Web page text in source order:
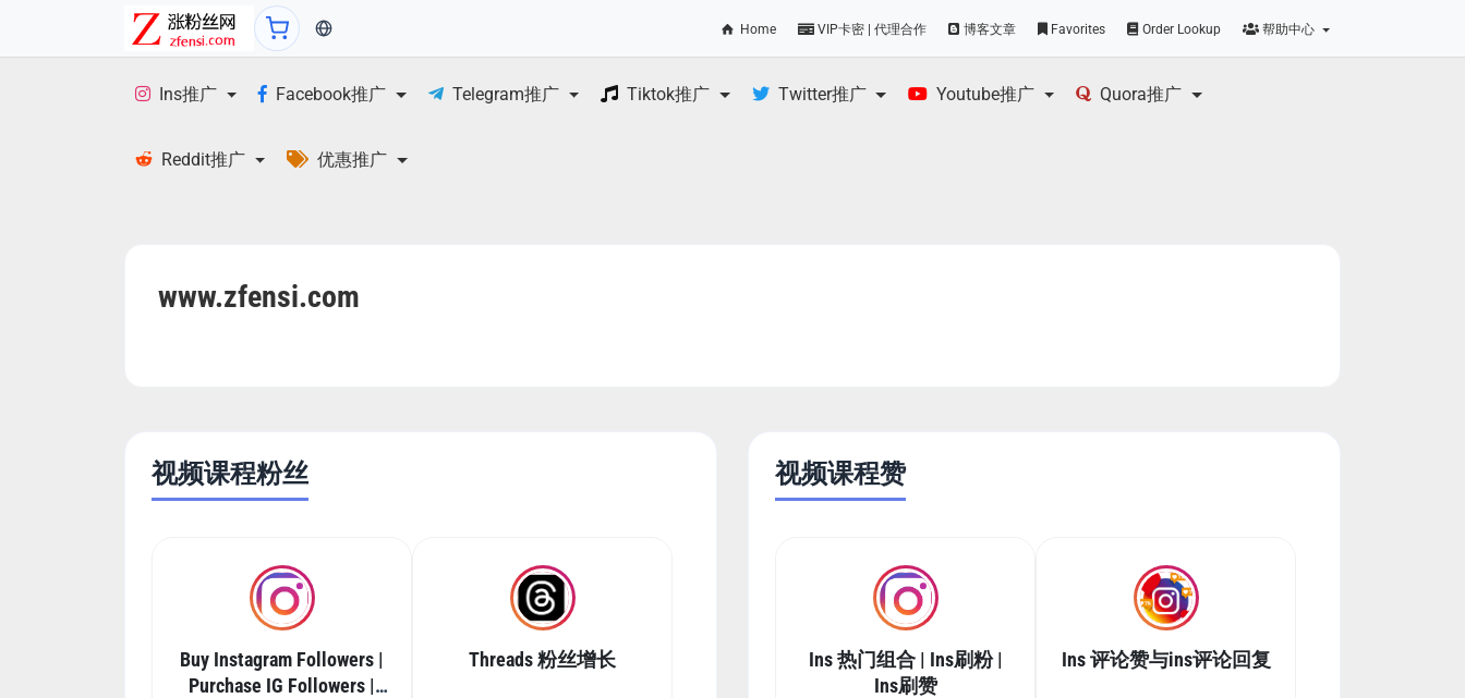
当前语言：English Home VIP卡密 | 代理合作 博客文章 Favorites Order Lookup 帮助中心
Ins推广 Facebook推广 Telegram推广 Tiktok推广 Twitter推广 Youtube推广 Quora推广
Reddit推广 优惠推广
www.zfensi.com
视频课程粉丝
Buy Instagram Followers |
Purchase IG Followers |
Threads 粉丝增长
视频课程赞
Ins 热门组合 | Ins刷粉 |
Ins刷赞
Ins 评论赞与ins评论回复